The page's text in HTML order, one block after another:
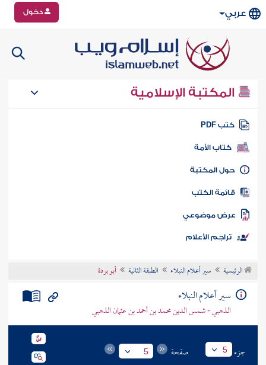
عربي دخول
المكتبة الإسلامية
كتب PDF
كتاب الأمة
المكتبة
الكتب
موضوعي
تراجم الأعلام
الرئيسية سير أعلام النبلاء الطبقة الثانية أبو بردة
سير أعلام النبلاء
الذهبي - شمس الدين محمد بن أحمد بن عثمان الذهبي
جزء 5 صفحة 5